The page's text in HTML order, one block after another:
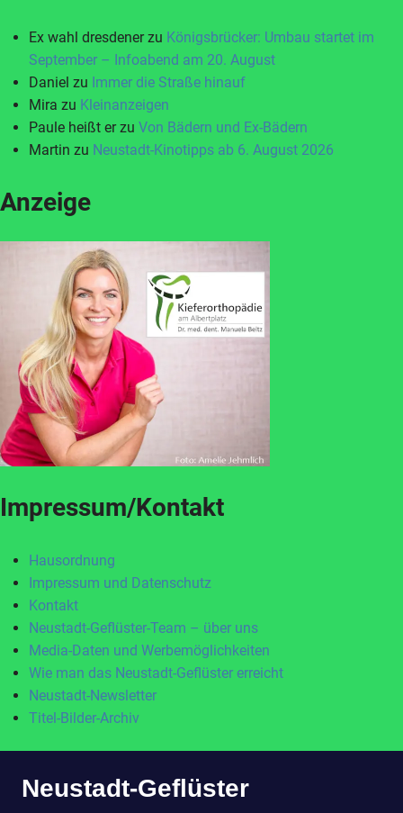
Ex wahl dresdenerzu Königsbrücker: Umbau startet im
September – Infoabend am 20. August
Daniel zu Immer die Straße hinauf
Mira zu Kleinanzeigen
Paule heißt erzu Von Bädern und Ex-Bädern
Martin zu Neustadt-Kinotipps ab 6. August 2026
Anzeige
Impressum/Kontakt
Hausordnung
Impressum und Datenschutz
Kontakt
Neustadt-Geflüster-Team – über uns
Media-Daten und Werbemöglichkeiten
Wie man das Neustadt-Geflüster erreicht
Neustadt-Newsletter
Titel-Bilder-Archiv
InhaltNeustadt-Geflüster